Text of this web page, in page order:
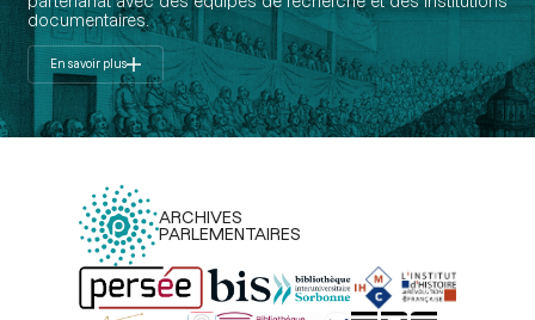
documentaires.
En savoir plus
ARCHIVES
PARLEMENTAIRES